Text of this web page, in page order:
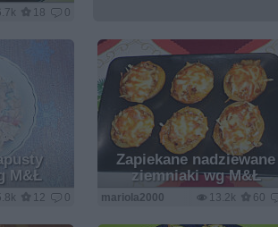
18 0
M&Ł
12 0
Zapiekane nadziewane
ziemniaki wg M&Ł
13.2k 60
mariola2000